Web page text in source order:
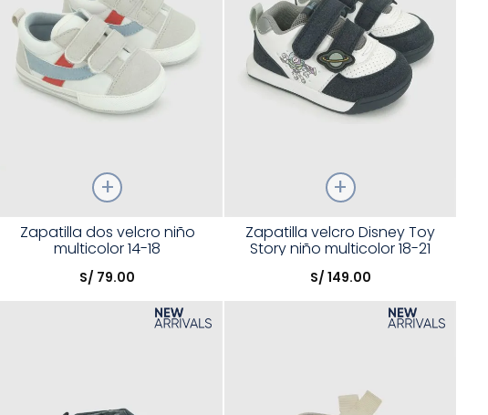
Talla
Elige una opción
Zapatilla dos velcro niño
multicolor 14-18
S/ 79.00
Talla
Elige una opción
Zapatilla velcro Disney Toy
Story niño multicolor 18-21
S/ 149.00